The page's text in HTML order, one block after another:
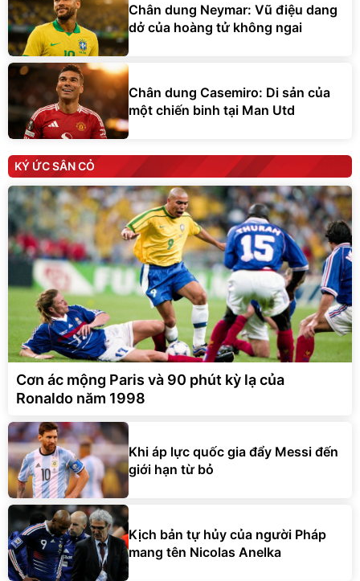
Chân dung Neymar: Vũ điệu dang
dở của hoàng tử không ngai
Chân dung Casemiro: Di sản của
một chiến binh tại Man Utd
KÝ ỨC SÂN CỎ
Cơn ác mộng Paris và 90 phút kỳ lạ của
Ronaldo năm 1998
Khi áp lực quốc gia đẩy Messi đến
giới hạn từ bỏ
Kịch bản tự hủy của người Pháp
mang tên Nicolas Anelka